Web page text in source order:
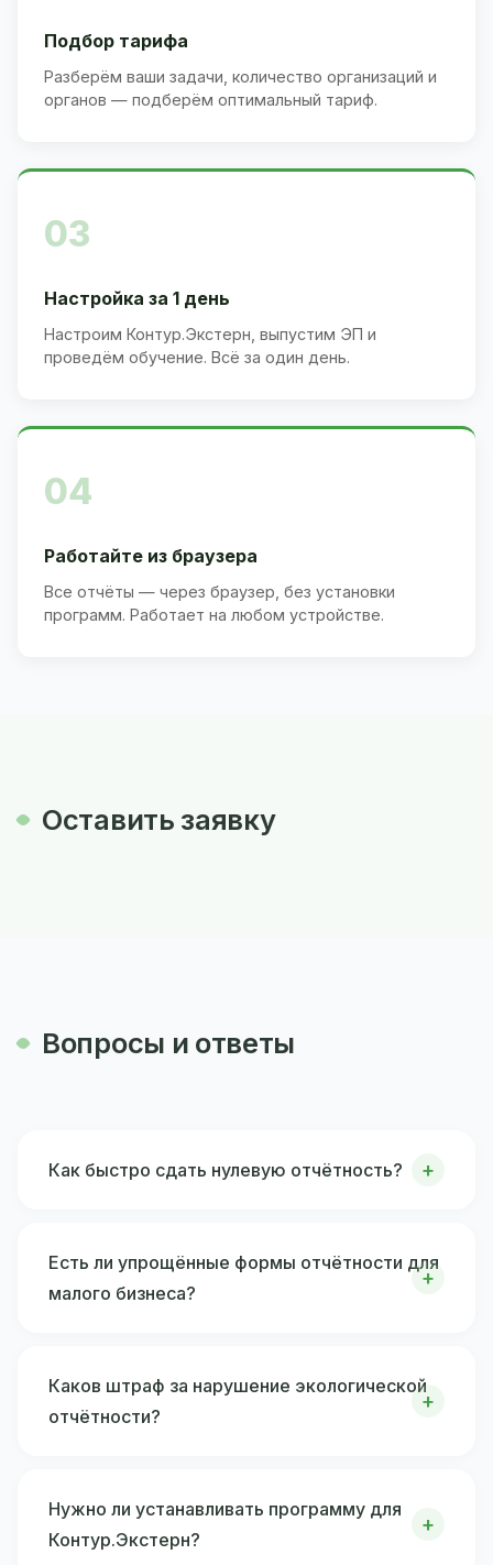
Подбор тарифа
Разберём ваши задачи, количество организаций и
органов — подберём оптимальный тариф.
03
Настройка за 1 день
Настроим Контур.Экстерн, выпустим ЭП и
проведём обучение. Всё за один день.
04
Работайте из браузера
Все отчёты — через браузер, без установки
программ. Работает на любом устройстве.
Оставить заявку
Вопросы и ответы
Как быстро сдать нулевую отчётность?
Есть ли упрощённые формы отчётности для
малого бизнеса?
Каков штраф за нарушение экологической
отчётности?
Нужно ли устанавливать программу для
Контур.Экстерн?